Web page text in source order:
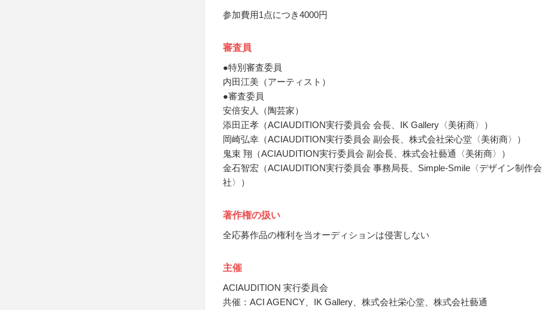
参加費用1点につき4000円
審査員
●特別審査委員
内田江美（アーティスト）
●審査委員
安倍安人（陶芸家）
添田正孝（ACIAUDITION実行委員会 会長、IK Gallery〈美術商〉）
岡崎弘幸（ACIAUDITION実行委員会 副会長、株式会社栄心堂〈美術商〉）
鬼束 翔（ACIAUDITION実行委員会 副会長、株式会社藝通〈美術商〉）
金石智宏（ACIAUDITION実行委員会 事務局長、Simple-Smile〈デザイン制作会
社〉）
著作権の扱い
全応募作品の権利を当オーディションは侵害しない
主催
ACIAUDITION 実行委員会
共催：ACI AGENCY、IK Gallery、株式会社栄心堂、株式会社藝通